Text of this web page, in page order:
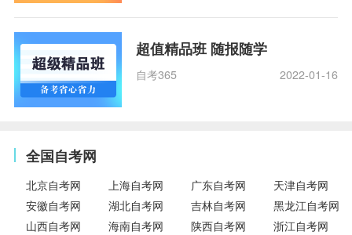
超值精品班 随报随学
自考365 2022-01-16
全国自考网
北京自考网 上海自考网 广东自考网
天津自考网
安徽自考网
湖北自考网 吉林自考网
黑龙江自考网
山西自考网
海南自考网 陕西自考网
浙江自考网